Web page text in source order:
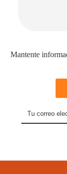
Mantente